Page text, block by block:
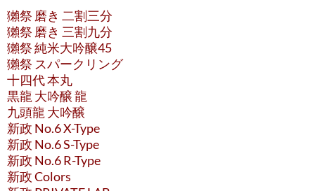
獺祭 磨き 二割三分
獺祭 磨き 三割九分
獺祭 純米大吟醸45
獺祭 スパークリング
十四代 本丸
黒龍 大吟醸 龍
九頭龍 大吟醸
新政 No.6 X-Type
新政 No.6 S-Type
新政 No.6 R-Type
新政 Colors